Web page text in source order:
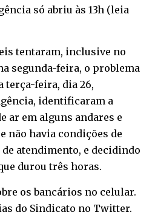
só abriu às 13h (leia
tentaram, inclusive no
segunda-feira, o problema
terça-feira, dia 26,
identificaram a
ar em alguns andares e
não havia condições de
atendimento, e decidindo
durou três horas.
os bancários no celular.
do Sindicato no Twitter.